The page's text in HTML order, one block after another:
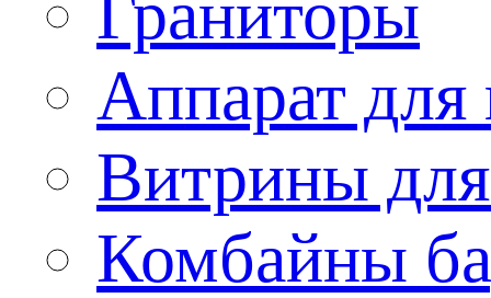
Аппарат для
Витрины
Комбайны